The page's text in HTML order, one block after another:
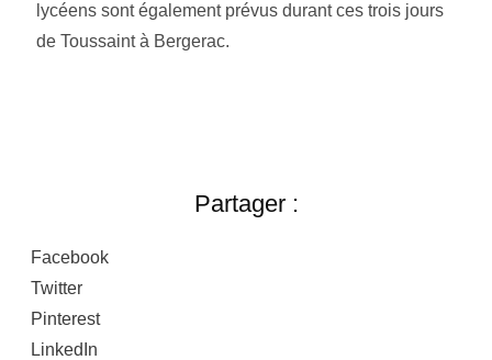
lycéens sont également prévus durant ces trois jours
de Toussaint à Bergerac.
Partager :
Facebook
Twitter
Pinterest
LinkedIn